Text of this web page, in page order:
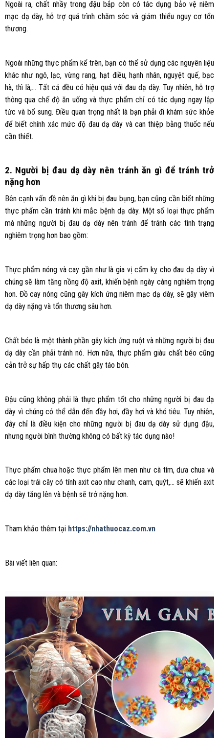
Ngoài ra, chất nhầy trong đậu bắp còn có tác dụng bảo vệ niêm
mạc dạ dày, hỗ trợ quá trình chăm sóc và giảm thiểu nguy cơ tổn
thương.
Ngoài những thực phẩm kể trên, bạn có thể sử dụng các nguyên liệu
khác như ngô, lạc, vừng rang, hạt điều, hạnh nhân, nguyệt quế, bạc
hà, thì là,… Tất cả đều có hiệu quả với đau dạ dày. Tuy nhiên, hỗ trợ
thông qua chế độ ăn uống và thực phẩm chỉ có tác dụng ngay lập
tức và bổ sung. Điều quan trọng nhất là bạn phải đi khám sức khỏe
để biết chính xác mức độ đau dạ dày và can thiệp bằng thuốc nếu
cần thiết.
2. Người bị đau dạ dày nên tránh ăn gì để tránh trở
nặng hơn
Bên cạnh vấn đề nên ăn gì khi bị đau bụng, bạn cũng cần biết những
thực phẩm cần tránh khi mắc bệnh dạ dày. Một số loại thực phẩm
mà những người bị đau dạ dày nên tránh để tránh các tình trạng
nghiêm trọng hơn bao gồm:
Thực phẩm nóng và cay gần như là gia vị cấm kỵ cho đau dạ dày vì
chúng sẽ làm tăng nồng độ axit, khiến bệnh ngày càng nghiêm trọng
hơn. Đồ cay nóng cũng gây kích ứng niêm mạc dạ dày, sẽ gây viêm
dạ dày nặng và tổn thương sâu hơn.
Chất béo là một thành phần gây kích ứng ruột và những người bị đau
dạ dày cần phải tránh nó. Hơn nữa, thực phẩm giàu chất béo cũng
cản trở sự hấp thụ các chất gây táo bón.
Đậu cũng không phải là thực phẩm tốt cho những người bị đau dạ
dày vì chúng có thể dẫn đến đầy hơi, đầy hơi và khó tiêu. Tuy nhiên,
đây chỉ là điều kiện cho những người bị đau dạ dày sử dụng đậu,
nhưng người bình thường không có bất kỳ tác dụng nào!
Thực phẩm chua hoặc thực phẩm lên men như cà tím, dưa chua và
các loại trái cây có tính axit cao như chanh, cam, quýt,… sẽ khiến axit
dạ dày tăng lên và bệnh sẽ trở nặng hơn.
Tham khảo thêm tại https://nhathuocaz.com.vn
Bài viết liên quan: